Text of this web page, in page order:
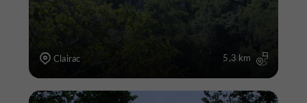
Clairac 5,3 km